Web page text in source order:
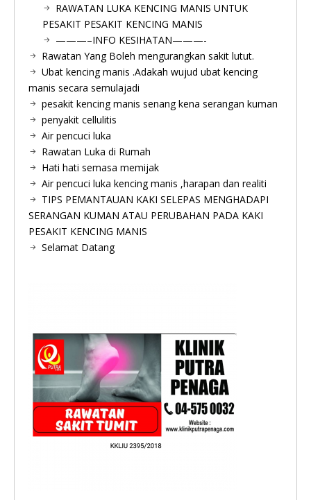
RAWATAN LUKA KENCING MANIS UNTUK
PESAKIT PESAKIT KENCING MANIS
———–INFO KESIHATAN———-
Rawatan Yang Boleh mengurangkan sakit lutut.
Ubat kencing manis .Adakah wujud ubat kencing
manis secara semulajadi
pesakit kencing manis senang kena serangan kuman
penyakit cellulitis
Air pencuci luka
Rawatan Luka di Rumah
Hati hati semasa memijak
Air pencuci luka kencing manis ,harapan dan realiti
TIPS PEMANTAUAN KAKI SELEPAS MENGHADAPI
SERANGAN KUMAN ATAU PERUBAHAN PADA KAKI
PESAKIT KENCING MANIS
Selamat Datang